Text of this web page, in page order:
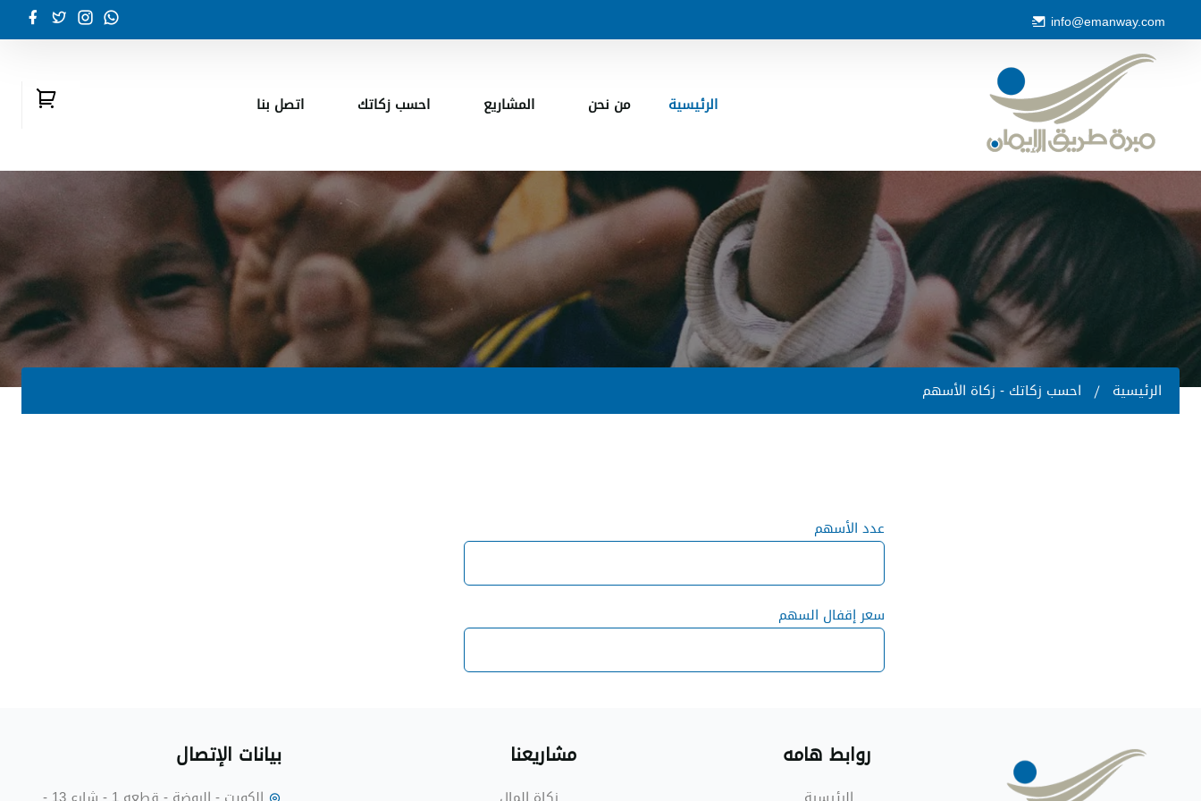
info@emanway.com
الرئيسية ن نحن المشاريع احسب زكاتك اتصل بنا
الرئيسية احسب زكاتك - زكاة الأسه
عدد الأسه
سعر إقفال السه
روابط هامه شاريعنا بيانات الإتصا